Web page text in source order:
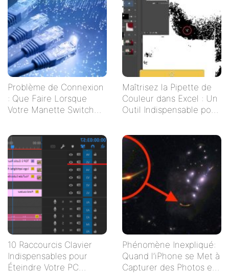
Problème de Connexion
: Que Faire Lorsque
Votre Manette Switch
Maîtrisez la Pipette de
Couleur dans Excel : Un
Outil Indispensable pour
10 Raccourcis Clavier
Indispensables pour
Éteindre Votre PC
Phénomène Inexpliqué:
Quand l’iPhone se Met à
Capturer des Photos en